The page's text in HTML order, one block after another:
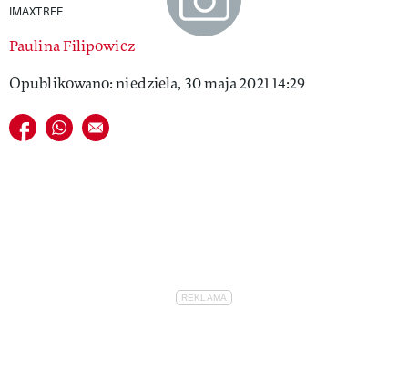
VIVA!MAN
VIVA!PEOPLE POWER
VIVA!ITAKA
MAGAZYN VIVA!
IMAXTREE
Paulina Filipowicz
Opublikowano: niedziela, 30 maja 2021 14:29
Udostępnij na facebook
Udostępnij na whatsapp
E-mail do przyjaciela